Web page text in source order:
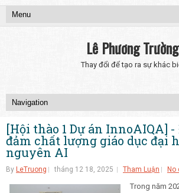
Lê Phương Trường
Thay đổi để tạo ra sự khác
[Hội thào 1 Dự án InnoAIQA]
đảm chất lượng giáo dục đại
nguyên AI
By LeTruong tháng 12 18, 2025 Tham Luận No
Trong năm